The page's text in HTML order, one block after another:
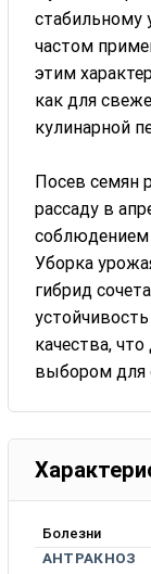
стабильному
частом
этим
как для
кулинарной
Посев семян
рассаду в
соблюдением
Уборка
гибрид
качества,
выбором для
Болезни
АНТРАКНОЗ